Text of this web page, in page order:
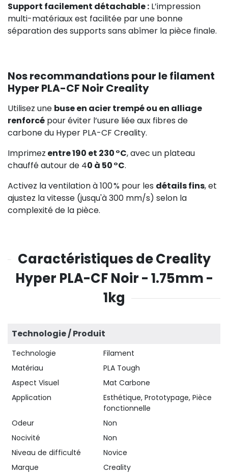
Support facilement détachable : L’impression
multi-matériaux est facilitée par une bonne
séparation des supports sans abîmer la pièce finale.
Nos recommandations pour le filament
Hyper PLA-CF Noir Creality
Utilisez une buse en acier trempé ou en alliage
renforcé pour éviter l’usure liée aux fibres de
carbone du Hyper PLA-CF Creality.
Imprimez entre 190 et 230 °C, avec un plateau
chauffé autour de 40 à 50 °C.
Activez la ventilation à 100 % pour les détails fins, et
ajustez la vitesse (jusqu'à 300 mm/s) selon la
complexité de la pièce.
Caractéristiques de Creality
Hyper PLA-CF Noir - 1.75mm -
1kg
Technologie / Produit
Technologie
Filament
Matériau
PLA Tough
Aspect Visuel
Mat Carbone
Application
Esthétique, Prototypage, Pièce
fonctionnelle
Odeur
Non
Nocivité
Non
Niveau de difficulté
Novice
Marque
Creality